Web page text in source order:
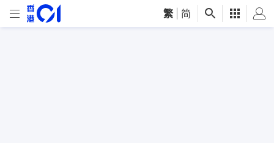
繁 简